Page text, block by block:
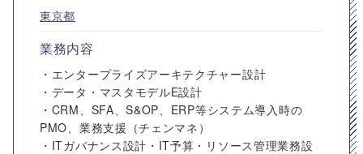
東京都
業務内容
・エンタープライズアーキテクチャー設計
・データ・マスタモデルE設計
・CRM、SFA、S&OP、ERP等システム導入時の
PMO、業務支援（チェンマネ）
・ITガバナンス設計・IT予算・リソース管理業務設